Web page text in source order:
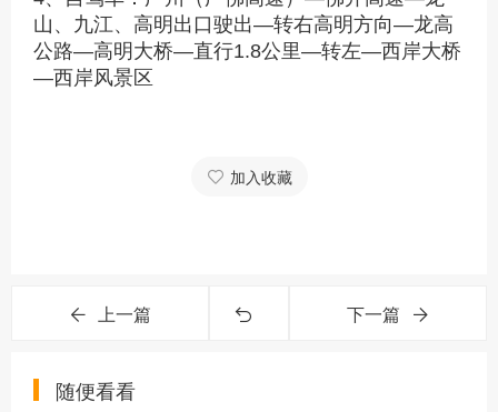
山、九江、高明出口驶出—转右高明方向—龙高
公路—高明大桥—直行1.8公里—转左—西岸大桥
—西岸风景区
加入收藏
上一篇 下一篇
随便看看